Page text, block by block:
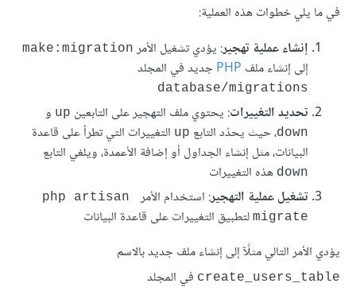
في ما يلي خطوات هذه العملية:
إنشاء عملية تهجير: يؤدي تشغيل الأمر make:migration
إلى إنشاء ملف PHPجديد في المجلد
database/migrations
تحديد التغييرات: يحتوي ملف التهجير على التابعين up و
down، حيث يحدّد التابع up التغييرات التي تطرأ على قاعدة
البيانات، مثل إنشاء الجداول أو إضافة الأعمدة، ويلغي التابع
down هذه التغييرات
تشغيل عملية التهجير: استخدام الأمر
php artisan
migrate لتطبيق التغييرات على قاعدة البيانات
يؤدي الأمر التالي مثلًآ إلى إنشاء ملف جديد بالاسم
create_users_table في المجلد